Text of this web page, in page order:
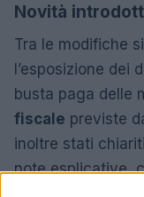
Novità
Tra le modifiche
l’esposizione dei
busta paga delle
fiscale previste
inoltre stati
note esplicative,